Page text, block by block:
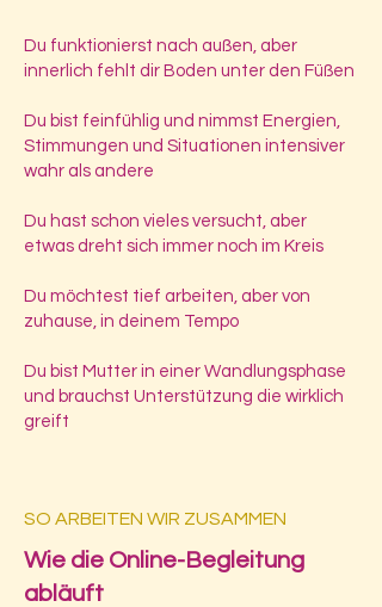
Du funktionierst nach außen, aber
innerlich fehlt dir Boden unter den Füßen
Du bist feinfühlig und nimmst Energien,
Stimmungen und Situationen intensiver
wahr als andere
Du hast schon vieles versucht, aber
etwas dreht sich immer noch im Kreis
Du möchtest tief arbeiten, aber von
zuhause, in deinem Tempo
Du bist Mutter in einer Wandlungsphase
und brauchst Unterstützung die wirklich
greift
SO ARBEITEN WIR ZUSAMMEN
Wie die Online-Begleitung
abläuft